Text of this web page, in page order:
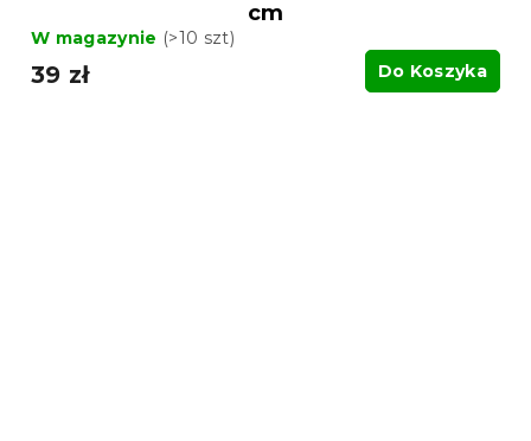
cm
W magazynie (>10 szt)
39 zł Do Koszyka